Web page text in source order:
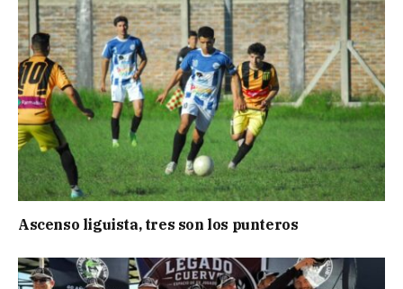
Ascenso liguista, tres son los punteros